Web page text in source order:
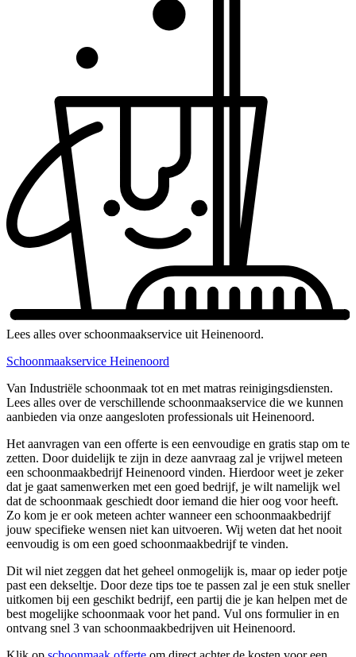
Lees alles over schoonmaakservice uit Heinenoord.
Schoonmaakservice Heinenoord
Van Industriële schoonmaak tot en met matras reinigingsdiensten.
Lees alles over de verschillende schoonmaakservice die we kunnen
aanbieden via onze aangesloten professionals uit Heinenoord.
Het aanvragen van een offerte is een eenvoudige en gratis stap om te
zetten. Door duidelijk te zijn in deze aanvraag zal je vrijwel meteen
een schoonmaakbedrijf Heinenoord vinden. Hierdoor weet je zeker
dat je gaat samenwerken met een goed bedrijf, je wilt namelijk wel
dat de schoonmaak geschiedt door iemand die hier oog voor heeft.
Zo kom je er ook meteen achter wanneer een schoonmaakbedrijf
jouw specifieke wensen niet kan uitvoeren. Wij weten dat het nooit
eenvoudig is om een goed schoonmaakbedrijf te vinden.
Dit wil niet zeggen dat het geheel onmogelijk is, maar op ieder potje
past een dekseltje. Door deze tips toe te passen zal je een stuk sneller
uitkomen bij een geschikt bedrijf, een partij die je kan helpen met de
best mogelijke schoonmaak voor het pand. Vul ons formulier in en
ontvang snel 3 van schoonmaakbedrijven uit Heinenoord.